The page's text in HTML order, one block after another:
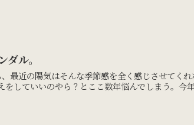
ル。
最近の陽気はそんな季節感を全く感じさせてく
をしていいのやら？とここ数年悩んでしまう。今